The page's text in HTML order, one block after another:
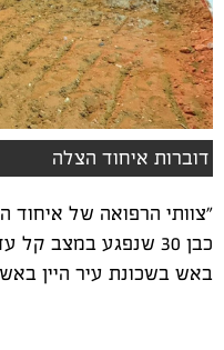
דוברות איחוד הצלה
"צוותי הרפואה של איחוד
כבן 30 שנפגע במצב
באש בשכונת עיר היין